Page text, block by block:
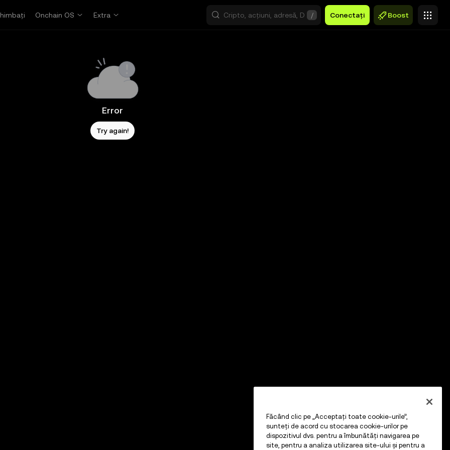
Onchain OS Extra / Conectați Boost
Error
Try again!
Făcând clic pe „Acceptați toate cookie-urile”,
sunteți de acord cu stocarea cookie-urilor pe
dispozitivul dvs. pentru a îmbunătăți navigarea pe
site, pentru a analiza utilizarea site-ului și pentru a